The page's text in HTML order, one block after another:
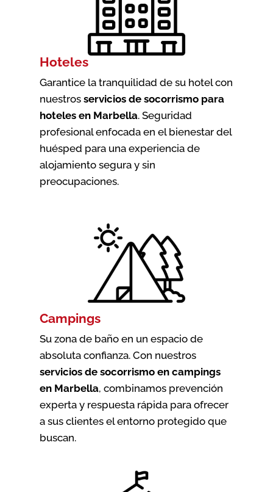
Hoteles
Garantice la tranquilidad de su hotel con
nuestros servicios de socorrismo para
hoteles en Marbella. Seguridad
profesional enfocada en el bienestar del
huésped para una experiencia de
alojamiento segura y sin
preocupaciones.
Campings
Su zona de baño en un espacio de
absoluta confianza. Con nuestros
servicios de socorrismo en campings
en Marbella, combinamos prevención
experta y respuesta rápida para ofrecer
a sus clientes el entorno protegido que
buscan.